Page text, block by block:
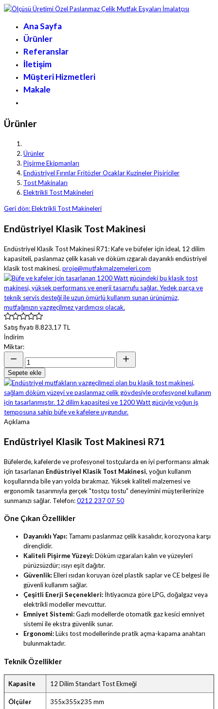
Ana Sayfa
Ürünler
Referanslar
İletişim
Müşteri Hizmetleri
Makale
Ürünler
Ürünler
Pişirme Ekipmanları
Endüstriyel Fırınlar Fritözler Ocaklar Kuzineler Pişiriciler
Tost Makinaları
Elektrikli Tost Makineleri
Geri dön: Elektrikli Tost Makineleri
Endüstriyel Klasik Tost Makinesi
Endüstriyel Klasik Tost Makinesi R71: Kafe ve büfeler için ideal, 12 dilim
kapasiteli, paslanmaz çelik kasalı ve döküm ızgaralı dayanıklı endüstriyel
klasik tost makinesi. proje@mutfakmalzemeleri.com
Satış fiyatı 8.823,17 TL
İndirim
Miktar:
Sepete ekle
Açıklama
Endüstriyel Klasik Tost Makinesi R71
Büfelerde, kafelerde ve profesyonel tostçularda en iyi performansı almak
için tasarlanan Endüstriyel Klasik Tost Makinesi, yoğun kullanım
koşullarında bile yarı yolda bırakmaz. Yüksek kaliteli malzemesi ve
ergonomik tasarımıyla gerçek "tostçu tostu" deneyimini müşterilerinize
sunmanızı sağlar. Telefon:0212 237 07 50
Öne Çıkan Özellikler
Dayanıklı Yapı: Tamamı paslanmaz çelik kasalıdır, korozyona karşı
dirençlidir.
Kaliteli Pişirme Yüzeyi:Döküm ızgaraları kalın ve yüzeyleri
pürüzsüzdür; ısıyı eşit dağıtır.
Güvenlik:Elleri ısıdan koruyan özel plastik saplar ve CE belgesi ile
güvenli kullanım sağlar.
Çeşitli Enerji Seçenekleri: İhtiyacınıza göre LPG, doğalgaz veya
elektrikli modeller mevcuttur.
Emniyet Sistemi:Gazlı modellerde otomatik gaz kesici emniyet
sistemi ile ekstra güvenlik sunar.
Ergonomi:Lüks tost modellerinde pratik açma-kapama anahtarı
bulunmaktadır.
Teknik Özellikler
Kapasite 12 Dilim Standart Tost Ekmeği
Ölçüler 355x355x235 mm